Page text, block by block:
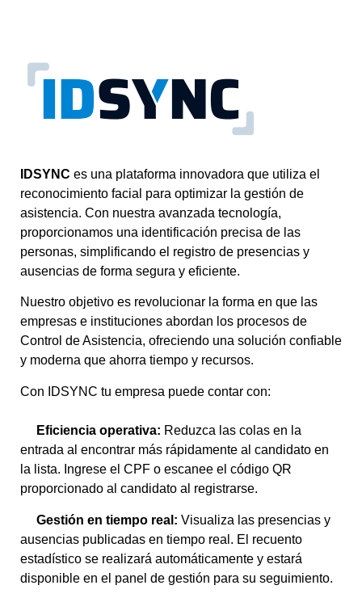
IDSYNC es una plataforma innovadora que utiliza el
reconocimiento facial para optimizar la gestión de
asistencia. Con nuestra avanzada tecnología,
proporcionamos una identificación precisa de las
personas, simplificando el registro de presencias y
ausencias de forma segura y eficiente.
Nuestro objetivo es revolucionar la forma en que las
empresas e instituciones abordan los procesos de
Control de Asistencia, ofreciendo una solución confiable
y moderna que ahorra tiempo y recursos.
Con IDSYNC tu empresa puede contar con:
Eficiencia operativa: Reduzca las colas en la
entrada al encontrar más rápidamente al candidato en
la lista. Ingrese el CPF o escanee el código QR
proporcionado al candidato al registrarse.
Gestión en tiempo real: Visualiza las presencias y
ausencias publicadas en tiempo real. El recuento
estadístico se realizará automáticamente y estará
disponible en el panel de gestión para su seguimiento.